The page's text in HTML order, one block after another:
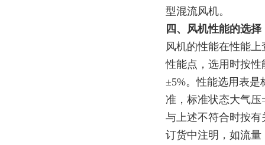
型混流风机。
四、风机性能的选择
风机的性能在性能
性能点，选用时按
±5%。性能选用表
准，标准状态大气压
与上述不符合时按
订货中注明，如流